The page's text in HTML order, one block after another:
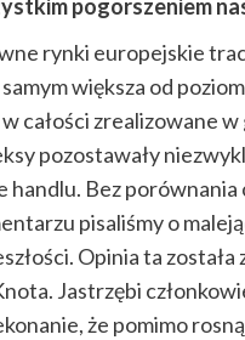
pogorszeniem
rynki europejskie
większa od
całości zrealizowane
pozostawały
handlu. Bez porównania
pisaliśmy o
Opinia ta
Jastrzębi
że pomimo